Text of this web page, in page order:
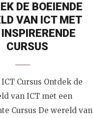
DE BOEIENDE
VAN ICT MET
INSPIRERENDE
CURSUS
Cursus Ontdek de
van ICT met een
Cursus De wereld van